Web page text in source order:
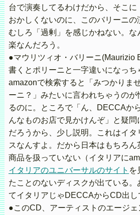
台で演奏してるわけだから、そこに
おかしくないのに、このバリーニの
むしろ「過剰」を感じかねない。な
楽なんだろう。
●マウリツィオ・バリーニ(Maurizio
書くとポリーニと一字違いになっ
amazonで検索すると「みつかりま
ーニ？」みたいに言われちゃうのが
るのに。ところで「ん、DECCAか
んなものお店で見かけんぞ」と疑
だろうから、少し説明。これはイ
スなんすよ。だから日本はもちろん
商品を扱っていない（イタリアに
イタリアのユニバーサルのサイト を
たことのないディスクが出ている。
てイタリアじゃDECCAからCD出し
●このCD、アーティストのエージェ